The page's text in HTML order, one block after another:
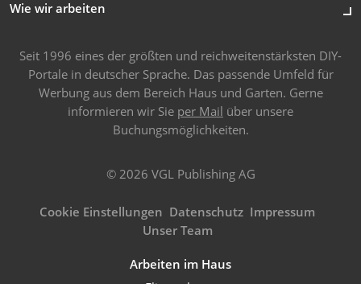
Wie wir arbeiten
Seit 1996 eines der größten und reichweitenstärksten DIY-
Portale in deutscher Sprache. Das passende Umfeld für
Werbung aus dem Bereich Haus und Garten. Gerne
informieren wir Sie per Mail über unsere
Buchungsmöglichkeiten.
© 2026 VGL Publishing AG
Cookie Einstellungen Datenschutz Impressum
Unser Team
Arbeiten im Haus